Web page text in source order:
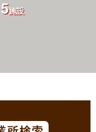
5施設